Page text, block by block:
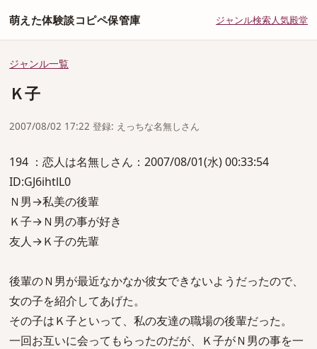
萌えた体験談コピペ保管庫 ジャンル検索人気殿堂
ジャンル一覧
Ｋ子
2007/08/02 17:22 登録: えっちな名無しさん
194 ：恋人は名無しさん：2007/08/01(水) 00:33:54
ID:GJ6ihtlL0
Ｎ男→私美の後輩
Ｋ子→Ｎ男の事が好き
友人→Ｋ子の先輩
後輩のＮ男が最近なかなか彼女できないようだったので、
女の子を紹介してあげた。
その子はＫ子といって、私の友達の職場の後輩だった。
一回お互いに会ってもらったのだが、Ｋ子がＮ男の事を一